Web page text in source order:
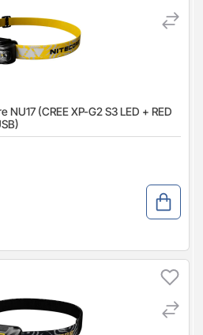
(CREE XP-G2 S3 LED + RED